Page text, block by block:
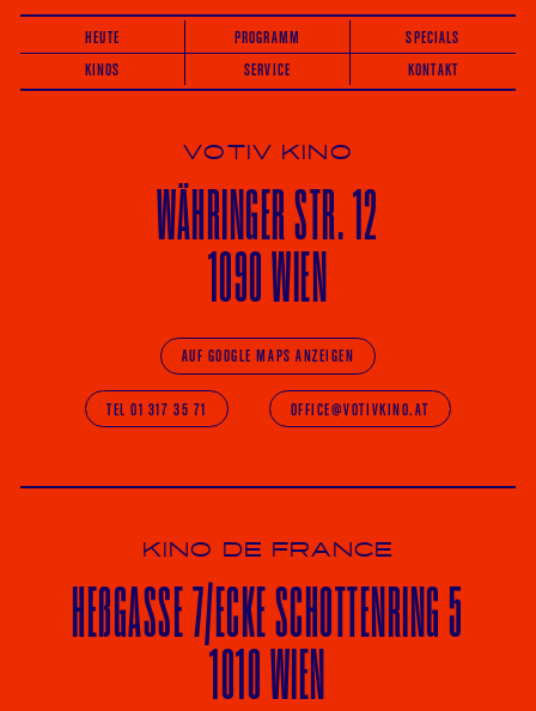
HEUTE PROGRAMM
SPECIALS
KINOS
SERVICE KONTAKT
VOTIV KINO
WÄHRINGERSTR. 12
1090 WIEN
AUF GOOGLE MAPS ANZEIGEN
TEL 01 317 35 71 OFFICE@VOTIVKINO.AT
KINO DE FRANCE
HEßGASSE 7/ECKESCHOTTENRING 5
1010 WIEN